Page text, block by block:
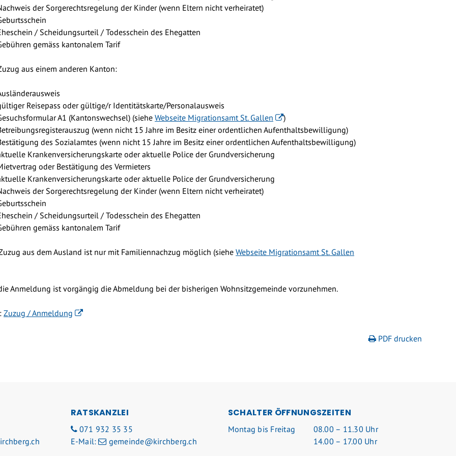
der Sorgerechtsregelung der Kinder (wenn Eltern nicht verheiratet)
/ Scheidungsurteil / Todesschein des Ehegatten
gemäss kantonalem Tarif
aus einem anderen Kanton:
Reisepass oder gültige/r Identitätskarte/Personalausweis
A1 (Kantonswechsel) (siehe Webseite Migrationsamt St. Gallen
)
(wenn nicht 15 Jahre im Besitz einer ordentlichen Aufenthaltsbewilligung)
des Sozialamtes (wenn nicht 15 Jahre im Besitz einer ordentlichen Aufenthaltsbewilligung)
Krankenversicherungskarte oder aktuelle Police der Grundversicherung
oder Bestätigung des Vermieters
Krankenversicherungskarte oder aktuelle Police der Grundversicherung
der Sorgerechtsregelung der Kinder (wenn Eltern nicht verheiratet)
/ Scheidungsurteil / Todesschein des Ehegatten
gemäss kantonalem Tarif
aus dem Ausland ist nur mit Familiennachzug möglich (siehe Webseite Migrationsamt St. Gallen
Anmeldung ist vorgängig die Abmeldung bei der bisherigen Wohnsitzgemeinde vorzunehmen.
Zuzug / Anmeldung
PDF drucken
RATSKANZLEI
071 932 35 35
E-Mail:
gemeinde@kirchberg.ch
SCHALTER ÖFFNUNGSZEITEN
Montag bis Freitag
08.00 – 11.30 Uhr
14.00 – 17.00 Uhr